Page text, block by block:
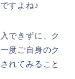
すよね♪
できずに、ク
度ご自身のク
れてみること